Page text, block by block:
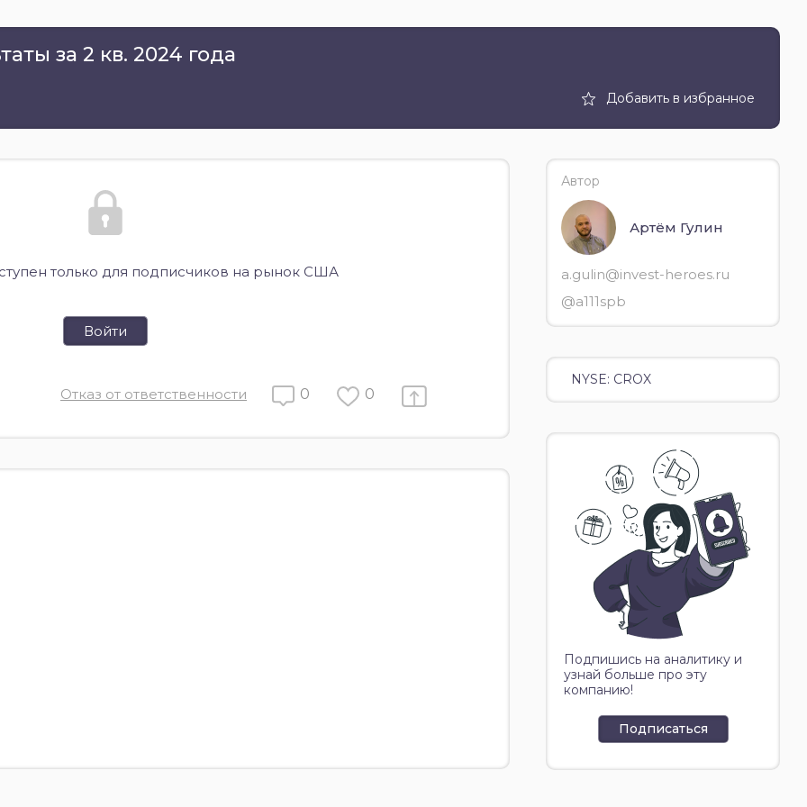
за 2 кв. 2024 года
Добавить в избранное
только для подписчиков на рынок США
Войти
Отказ от ответственности 0 0
Автор
Артём Гулин
a.gulin@invest-heroes.ru
@a111spb
NYSE: CROX
Подпишись на аналитику и
узнай больше про эту
компанию!
Подписаться